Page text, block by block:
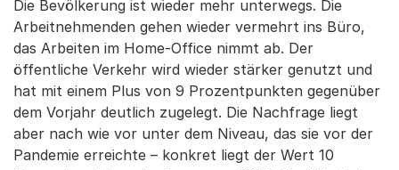
Die Bevölkerung ist wieder mehr unterwegs. Die
Arbeitnehmenden gehen wieder vermehrt ins Büro,
das Arbeiten im Home-Office nimmt ab. Der
öffentliche Verkehr wird wieder stärker genutzt und
hat mit einem Plus von 9 Prozentpunkten gegenüber
dem Vorjahr deutlich zugelegt. Die Nachfrage liegt
aber nach wie vor unter dem Niveau, das sie vor der
Pandemie erreichte – konkret liegt der Wert 10